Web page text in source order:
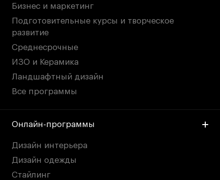
Бизнес и маркетинг
Подготовительные курсы и творческое
развитие
Среднесрочные
ИЗО и Керамика
Ландшафтный дизайн
Все программы
Онлайн-программы
Дизайн интерьера
Дизайн одежды
Стайлинг